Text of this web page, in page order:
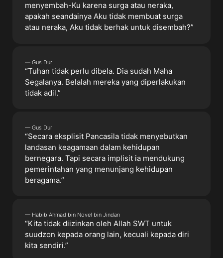
menyembah-Ku karena surga atau neraka,
apakah seandainya Aku tidak membuat surga
atau neraka, Aku tidak berhak untuk disembah?”
— Gus Dur
“Tuhan tidak perlu dibela. Dia sudah Maha
Segalanya. Belalah mereka yang diperlakukan
tidak adil.”
— Gus Dur
“Secara eksplisit Pancasila tidak menyebutkan
landasan keagamaan dalam kehidupan
bernegara. Tapi secara implisit ia mendukung
pemerintahan yang menunjang kehidupan
beragama.”
— Habib Ahmad bin Novel bin Jindan
“Kita tidak diizinkan oleh Allah SWT untuk
suudzon kepada orang lain, kecuali kepada diri
kita sendiri.”